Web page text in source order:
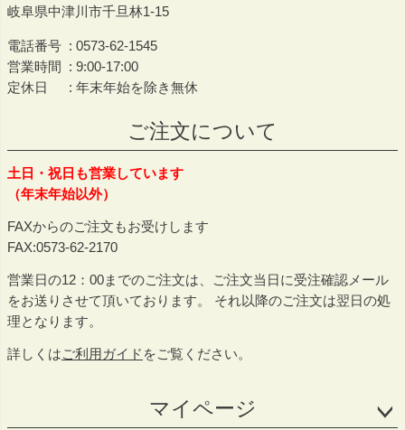
岐阜県中津川市千旦林1-15
電話番号
0573-62-1545
営業時間
9:00-17:00
定休日
年末年始を除き無休
ご注文について
土日・祝日も営業しています
（年末年始以外）
FAXからのご注文もお受けします
FAX:0573-62-2170
営業日の12：00までのご注文は、ご注文当日に受注確認メール
をお送りさせて頂いております。 それ以降のご注文は翌日の処
理となります。
詳しくはご利用ガイド をご覧ください。
マイページ